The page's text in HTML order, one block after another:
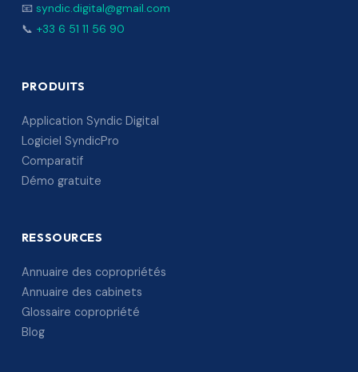
📧 syndic.digital@gmail.com
📞 +33 6 51 11 56 90
PRODUITS
Application Syndic Digital
Logiciel SyndicPro
Comparatif
Démo gratuite
RESSOURCES
Annuaire des copropriétés
Annuaire des cabinets
Glossaire copropriété
Blog